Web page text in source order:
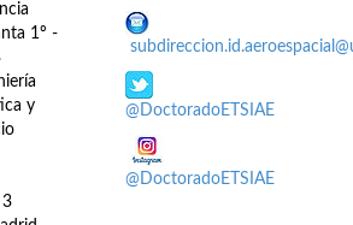
1º -
y
3
@DoctoradoETSIAE
@DoctoradoETSIAE